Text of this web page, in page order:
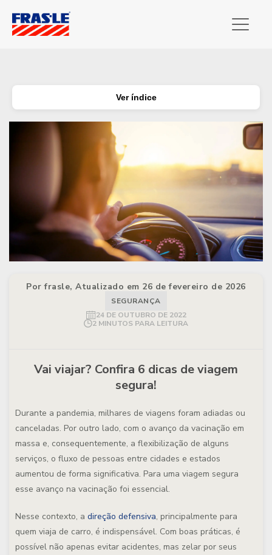
Ver índice
Por frasle, Atualizado em 26 de fevereiro de 2026
SEGURANÇA
24 DE OUTUBRO DE 2022
2 MINUTOS PARA LEITURA
Vai viajar? Confira 6 dicas de viagem
segura!
Durante a pandemia, milhares de viagens foram adiadas ou
canceladas. Por outro lado, com o avanço da vacinação em
massa e, consequentemente, a flexibilização de alguns
serviços, o fluxo de pessoas entre cidades e estados
aumentou de forma significativa. Para uma viagem segura
esse avanço na vacinação foi essencial.
Nesse contexto, a direção defensiva, principalmente para
quem viaja de carro, é indispensável. Com boas práticas, é
possível não apenas evitar acidentes, mas zelar por seus